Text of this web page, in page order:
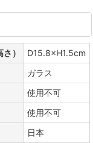
）
D15.8×H1.5cm
ガラス
使用不可
使用不可
日本